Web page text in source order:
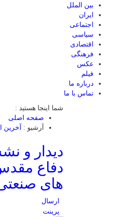
بین الملل
ایران
اجتماعی
سیاسی
اقتصادی
فرهنگی
عکس
فیلم
درباره ما
تماس با ما
شما اینجا هستید :
صفحه اصلی
آرشیو :
آخرین
دیدار و
دفاع
های
ارسال
پرینت